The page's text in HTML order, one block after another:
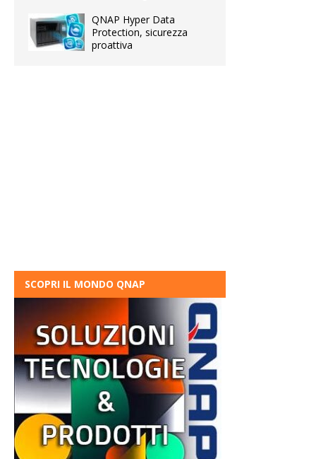
QNAP Hyper Data
Protection, sicurezza
proattiva
SCOPRI IL MONDO QNAP